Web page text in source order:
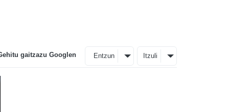
gaitzazu Googlen Entzun Itzuli